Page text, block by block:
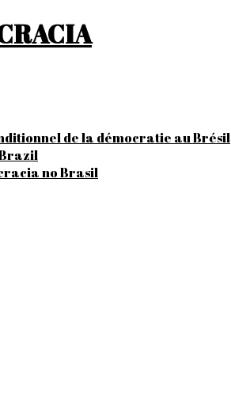
de la démocratie au Brésil
no Brasil